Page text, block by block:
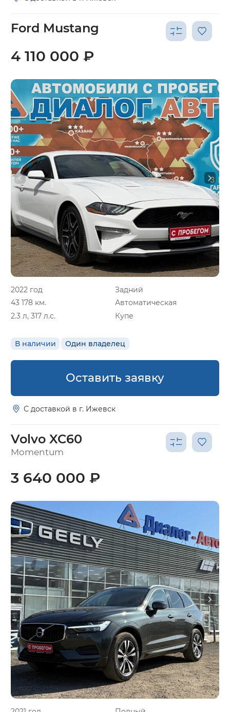
Ford Mustang
2022 год
Задний
43 178 км.
Автоматическая
2.3 л, 317 л.с.
Купе
В наличии Один владелец
4 110 000 ₽
Оставить заявку
С доставкой в г. Ижевск
Volvo XC60
Momentum
3 640 000 ₽